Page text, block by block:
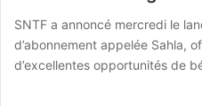
SNTF a annoncé mercredi le
d’abonnement appelée Sahla,
d’excellentes opportunités de